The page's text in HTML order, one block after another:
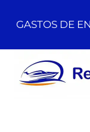
GASTOS DE